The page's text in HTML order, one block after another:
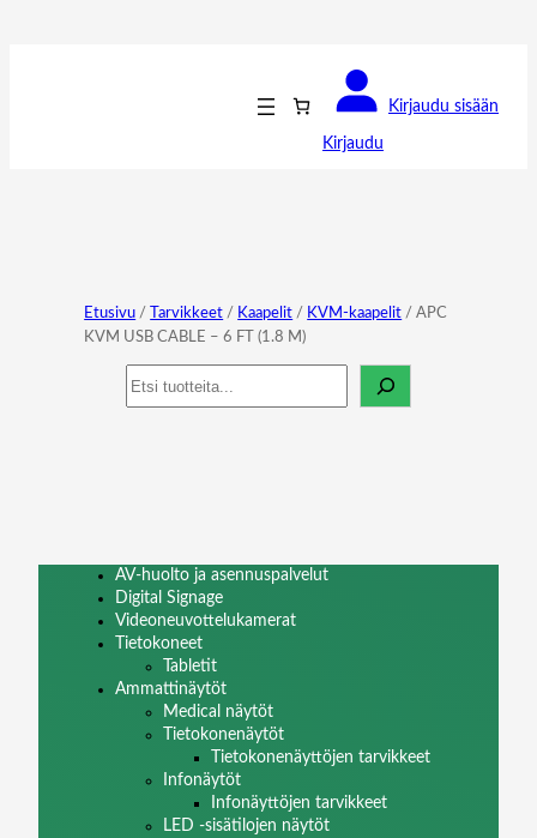
Kirjaudu
Kirjaudu sisään
Etusivu / Tarvikkeet / Kaapelit / KVM-kaapelit / APC
KVM USB CABLE – 6 FT (1.8 M)
Haku
AV-huolto ja asennuspalvelut
Digital Signage
Videoneuvottelukamerat
Tietokoneet
Tabletit
Ammattinäytöt
Medical näytöt
Tietokonenäytöt
Tietokonenäyttöjen tarvikkeet
Infonäytöt
Infonäyttöjen tarvikkeet
LED -sisätilojen näytöt